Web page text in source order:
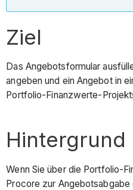
Ziel
Das Angebotsformular
angeben und ein Angebot in
Portfolio-Finanzwerte-
Hintergrund
Wenn Sie über die Portfolio-
Procore zur